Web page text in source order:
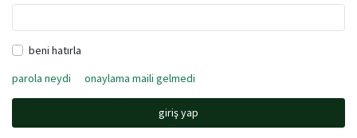
beni hatırla
parola neydi
onaylama maili gelmedi
giriş yap